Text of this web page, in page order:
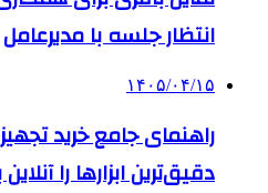
انتظار جلسه با مدیرعامل
۱۴۰۵/۰۴/۱۵
راهنمای جامع خرید
دقیق‌ترین ابزارها را